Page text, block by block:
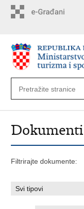
Dokumenti
Filtrirajte dokumente: